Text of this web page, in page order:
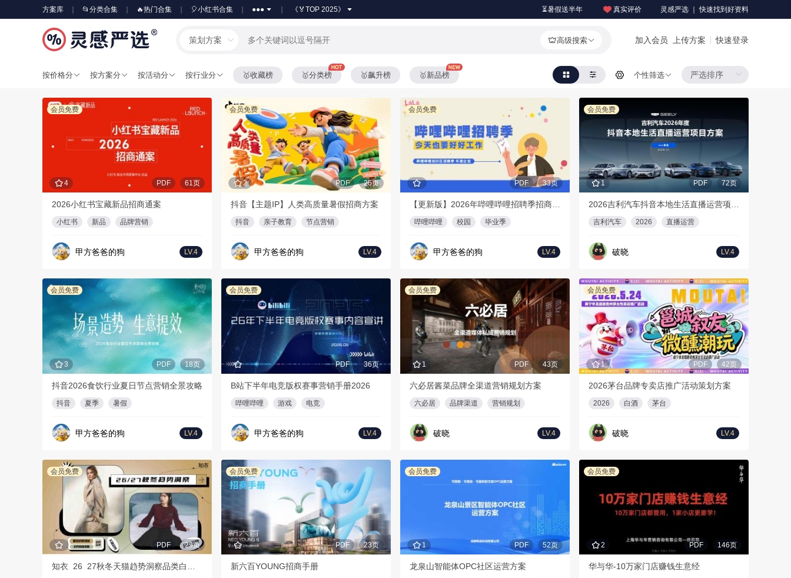
方案库 📂分类合集 🔥热门合集 🎈小红书合集 ●●● 《🏅TOP 2025》 ⏳暑假送半年 真实评价 灵感严选 ｜ 快速找到好资料
策划方案 高级搜索 加入会员 上传方案 快速登录
按价格分 按方案分 按活动分 按行业分 🥇收藏榜 🥇分类榜 🥇飙升榜 🥇新品榜 个性筛选
会员免费
4 PDF 61页
2026小红书宝藏新品招商通案
小红书 新品 品牌营销
甲方爸爸的狗 LV.4
会员免费
2 PDF 25页
抖音【主题IP】人类高质量暑假招商方案
抖音 亲子教育 节点营销
甲方爸爸的狗 LV.4
会员免费
PDF 33页
【更新版】2026年哔哩哔哩招聘季招商通案
哔哩哔哩 校园 毕业季
甲方爸爸的狗 LV.4
会员免费
1 PDF 72页
2026吉利汽车抖音本地生活直播运营项目方案
吉利汽车 2026 直播运营
破晓 LV.4
会员免费
3 PDF 18页
抖音2026食饮行业夏日节点营销全景攻略
抖音 夏季 暑假
甲方爸爸的狗 LV.4
会员免费
PDF 36页
B站下半年电竞版权赛事营销手册2026
哔哩哔哩 游戏 电竞
甲方爸爸的狗 LV.4
会员免费
1 PDF 43页
六必居酱菜品牌全渠道营销规划方案
六必居 品牌渠道 营销规划
破晓 LV.4
会员免费
1 PDF 42页
2026茅台品牌专卖店推广活动策划方案
2026 白酒 茅台
破晓 LV.4
会员免费
PDF 29页
会员免费
PDF 23页
新六百YOUNG招商手册
会员免费
1 PDF 52页
龙泉山智能体OPC社区运营方案
会员免费
2 PDF 146页
华与华-10万家门店赚钱生意经